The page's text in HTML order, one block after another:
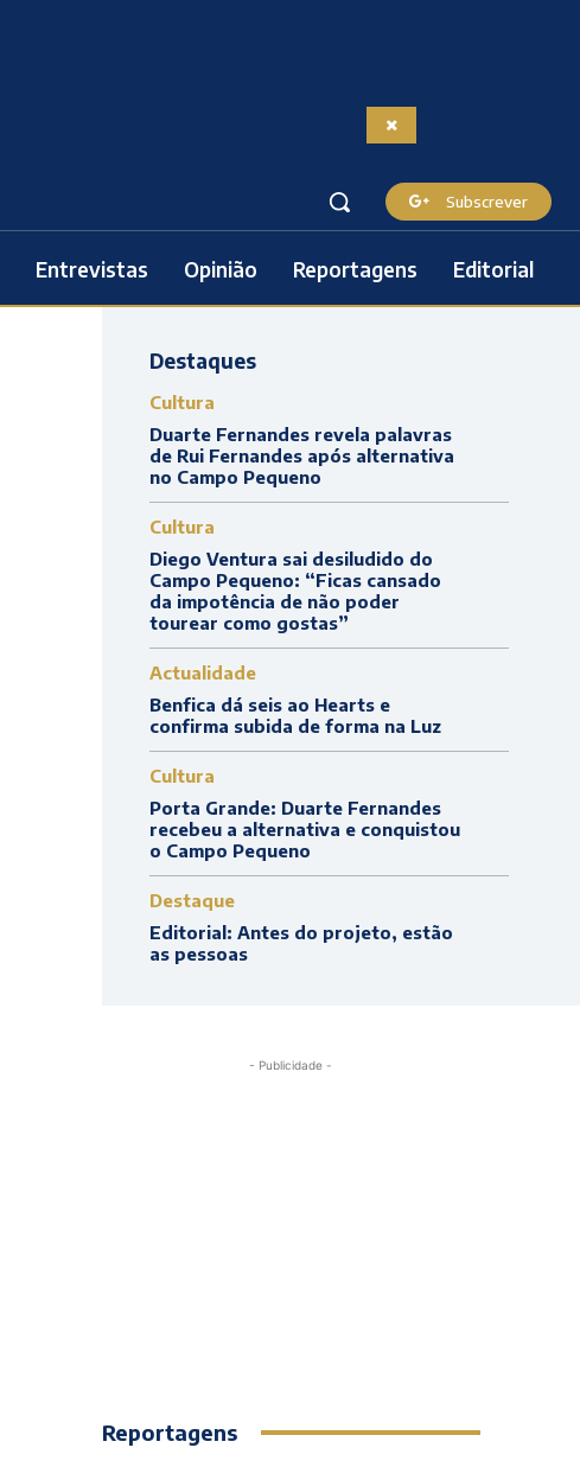
Subscrever
Entrevistas Opinião Reportagens Editorial
Destaques
Cultura
Duarte Fernandes revela palavras
de Rui Fernandes após alternativa
no Campo Pequeno
Cultura
Diego Ventura sai desiludido do
Campo Pequeno: “Ficas cansado
da impotência de não poder
tourear como gostas”
Actualidade
Benfica dá seis ao Hearts e
confirma subida de forma na Luz
Cultura
Porta Grande: Duarte Fernandes
recebeu a alternativa e conquistou
o Campo Pequeno
Destaque
Editorial: Antes do projeto, estão
as pessoas
- Publicidade -
Reportagens